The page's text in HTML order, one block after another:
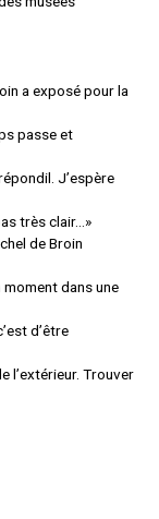
a exposé pour la
passe et
J’espère
très clair…»
de Broin
dans une
d’être
l’extérieur. Trouver